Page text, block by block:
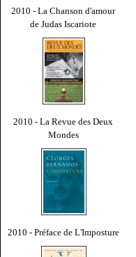
2010 - La Chanson d'amour
de Judas Iscariote
2010 - La Revue des Deux
Mondes
2010 - Préface de L'Imposture